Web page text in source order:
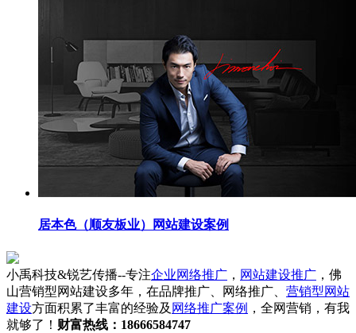
居本色（顺友板业）网站建设案例
小禹科技&锐艺传播--专注企业网络推广 ， 网站建设推广 ，佛
山营销型网站建设多年，在品牌推广、网络推广、 营销型网站
建设方面积累了丰富的经验及 网络推广案例 ，全网营销，有我
就够了！ 财富热线：18666584747